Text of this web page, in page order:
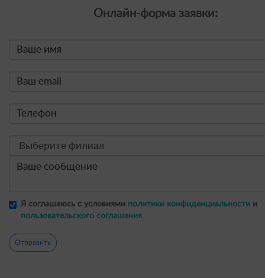
Онлайн-форма заявки:
Я соглашаюсь с условиями политики конфиденциальности и
пользовательского соглашения
Отправить